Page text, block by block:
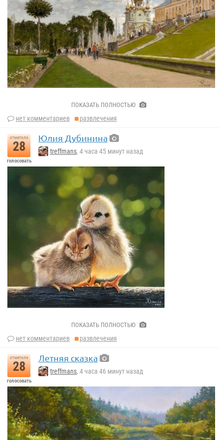
ПОКАЗАТЬ ПОЛНОСТЬЮ
нет комментариев развлечения
отметили
28
голосовать
Юлия Дубинина
treffmans, 4 часа 45 минут назад
ПОКАЗАТЬ ПОЛНОСТЬЮ
нет комментариев развлечения
отметили
28
голосовать
Летняя сказка
treffmans, 4 часа 46 минут назад